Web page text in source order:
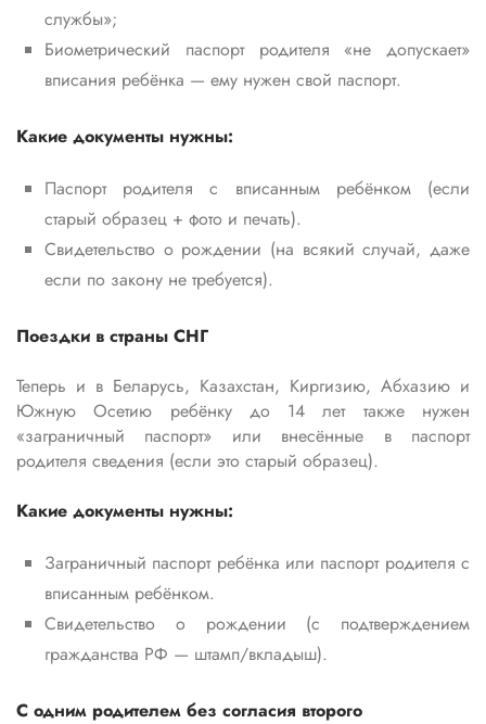
службы»;
Биометрический паспорт родителя «не допускает»
вписания ребёнка — ему нужен свой паспорт.
Какие документы нужны:
Паспорт родителя с вписанным ребёнком (если
старый образец + фото и печать).
Свидетельство о рождении (на всякий случай, даже
если по закону не требуется).
Поездки в страны СНГ
Теперь и в Беларусь, Казахстан, Киргизию, Абхазию и
Южную Осетию ребёнку до 14 лет также нужен
«заграничный паспорт» или внесённые в паспорт
родителя сведения (если это старый образец).
Какие документы нужны:
Заграничный паспорт ребёнка или паспорт родителя с
вписанным ребёнком.
Свидетельство о рождении (с подтверждением
гражданства РФ — штамп/вкладыш).
С одним родителем без согласия второго